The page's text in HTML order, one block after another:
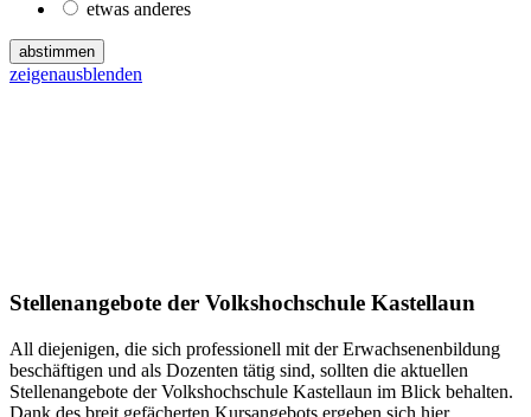
etwas anderes
abstimmen
zeigenausblenden
Stellenangebote der Volkshochschule Kastellaun
All diejenigen, die sich professionell mit der Erwachsenenbildung
beschäftigen und als Dozenten tätig sind, sollten die aktuellen
Stellenangebote der Volkshochschule Kastellaun im Blick behalten.
Dank des breit gefächerten Kursangebots ergeben sich hier